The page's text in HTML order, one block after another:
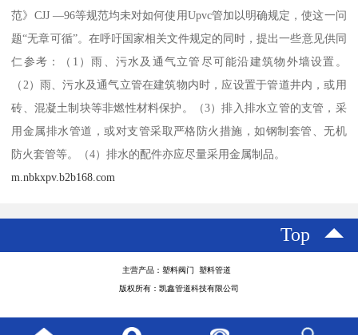
范》CJJ —96等规范均未对如何使用Upvc管加以明确规定，使这一问
题“无章可循”。在呼吁国家相关文件规定的同时，提出一些意见供同
仁参考：（1）雨、污水及通气立管尽可能沿建筑物外墙设置。
（2）雨、污水及通气立管在建筑物内时，应设置于管道井内，或用
砖、混凝土制块等非燃性材料保护。（3）排入排水立管的支管，采
用金属排水管道，或对支管采取严格防火措施，如钢制套管、无机
防火套管等。（4）排水的配件亦应尽量采用金属制品。
m.nbkxpv.b2b168.com
Top
主营产品：塑料阀门 塑料管道
版权所有：凯鑫管道科技有限公司